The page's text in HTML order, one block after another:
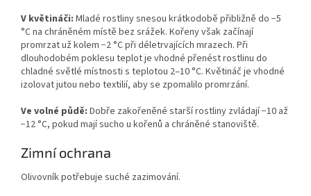
V květináči: Mladé rostliny snesou krátkodobě přibližně do −5
°C na chráněném místě bez srážek. Kořeny však začínají
promrzat už kolem −2 °C při déletrvajících mrazech. Při
dlouhodobém poklesu teplot je vhodné přenést rostlinu do
chladné světlé místnosti s teplotou 2–10 °C. Květináč je vhodné
izolovat jutou nebo textilií, aby se zpomalilo promrzání.
Ve volné půdě: Dobře zakořeněné starší rostliny zvládají −10 až
−12 °C, pokud mají sucho u kořenů a chráněné stanoviště.
Zimní ochrana
Olivovník potřebuje suché zazimování.